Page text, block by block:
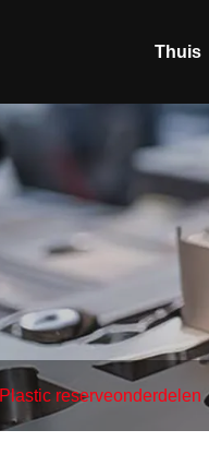
Thuis
Plastic reserveonderdelen